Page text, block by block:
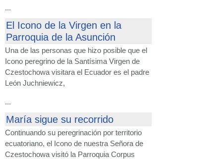
...
El Icono de la Virgen en la
Parroquia de la Asunción
Una de las personas que hizo posible que el
Icono peregrino de la Santísima Virgen de
Czestochowa visitara el Ecuador es el padre
León Juchniewicz,
...
María sigue su recorrido
Continuando su peregrinación por territorio
ecuatoriano, el Icono de nuestra Señora de
Czestochowa visitó la Parroquia Corpus